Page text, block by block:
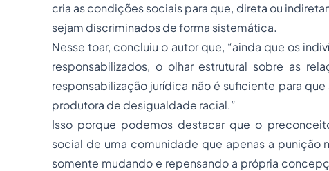
cria as condições sociais para que, direta ou
sejam discriminados de forma sistemática.
Nesse toar, concluiu o autor que, “ainda que os
responsabilizados, o olhar estrutural sobre as
responsabilização jurídica não é suficiente para
produtora de desigualdade racial.”
Isso porque podemos destacar que o
social de uma comunidade que apenas a punição
somente mudando e repensando a própria